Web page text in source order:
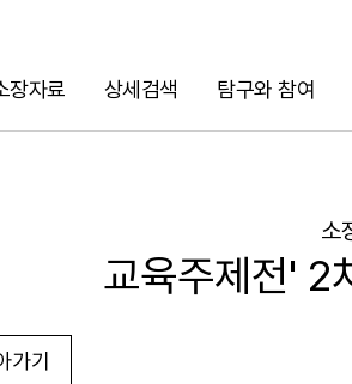
장자료 상세검색 탐구와 참여
검색
소
교육주제전' 2
가기